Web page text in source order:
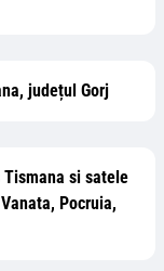
județul Gorj
si satele
Pocruia,